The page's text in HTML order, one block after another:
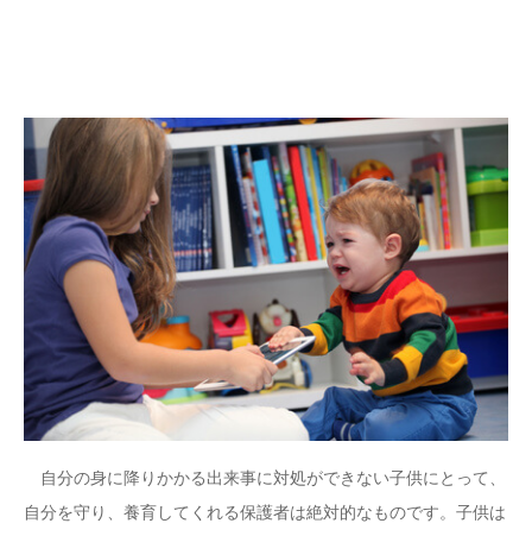
自分の身に降りかかる出来事に対処ができない子供にとって、
自分を守り、養育してくれる保護者は絶対的なものです。子供は